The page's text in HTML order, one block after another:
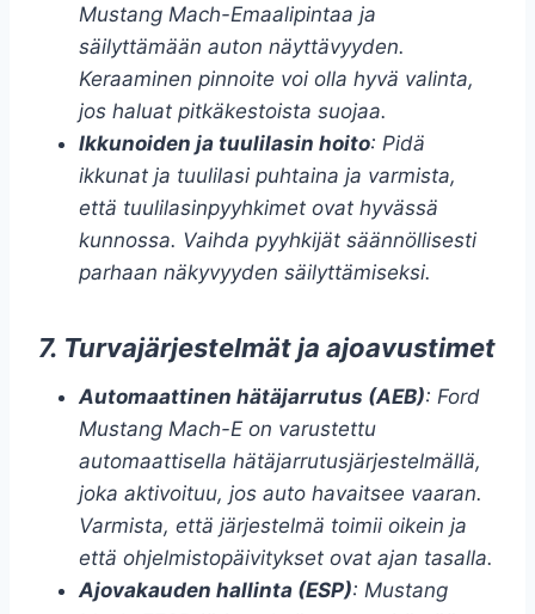
Mustang Mach-Emaalipintaa ja
säilyttämään auton näyttävyyden.
Keraaminen pinnoite voi olla hyvä valinta,
jos haluat pitkäkestoista suojaa.
Ikkunoiden ja tuulilasin hoito: Pidä
ikkunat ja tuulilasi puhtaina ja varmista,
että tuulilasinpyyhkimet ovat hyvässä
kunnossa. Vaihda pyyhkijät säännöllisesti
parhaan näkyvyyden säilyttämiseksi.
7. Turvajärjestelmät ja ajoavustimet
Automaattinen hätäjarrutus (AEB): Ford
Mustang Mach-E on varustettu
automaattisella hätäjarrutusjärjestelmällä,
joka aktivoituu, jos auto havaitsee vaaran.
Varmista, että järjestelmä toimii oikein ja
että ohjelmistopäivitykset ovat ajan tasalla.
Ajovakauden hallinta (ESP): Mustang